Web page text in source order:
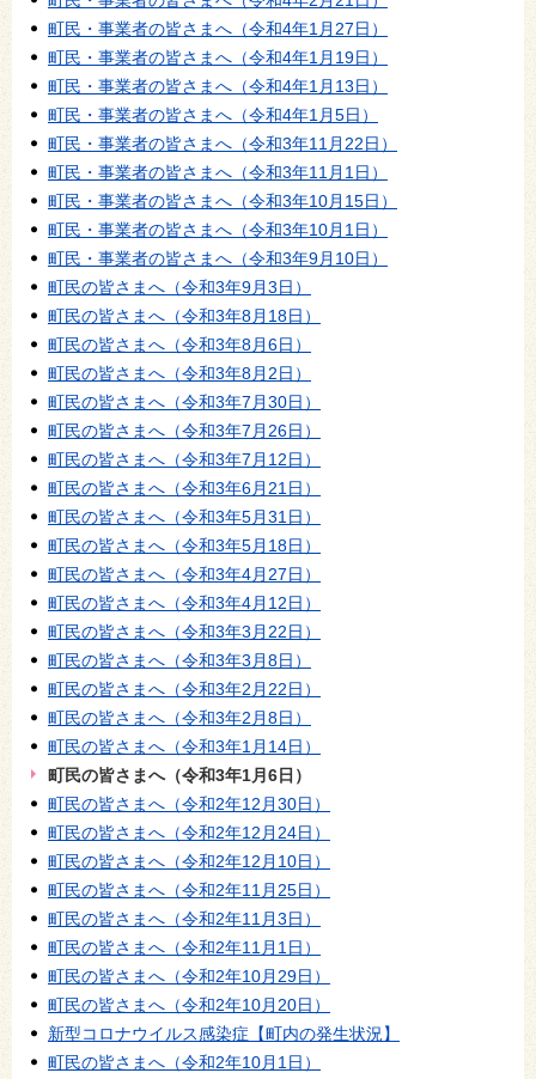
町民・事業者の皆さまへ（令和4年1月27日）
町民・事業者の皆さまへ（令和4年1月19日）
町民・事業者の皆さまへ（令和4年1月13日）
町民・事業者の皆さまへ（令和4年1月5日）
町民・事業者の皆さまへ（令和3年11月22日）
町民・事業者の皆さまへ（令和3年11月1日）
町民・事業者の皆さまへ（令和3年10月15日）
町民・事業者の皆さまへ（令和3年10月1日）
町民・事業者の皆さまへ（令和3年9月10日）
町民の皆さまへ（令和3年9月3日）
町民の皆さまへ（令和3年8月18日）
町民の皆さまへ（令和3年8月6日）
町民の皆さまへ（令和3年8月2日）
町民の皆さまへ（令和3年7月30日）
町民の皆さまへ（令和3年7月26日）
町民の皆さまへ（令和3年7月12日）
町民の皆さまへ（令和3年6月21日）
町民の皆さまへ（令和3年5月31日）
町民の皆さまへ（令和3年5月18日）
町民の皆さまへ（令和3年4月27日）
町民の皆さまへ（令和3年4月12日）
町民の皆さまへ（令和3年3月22日）
町民の皆さまへ（令和3年3月8日）
町民の皆さまへ（令和3年2月22日）
町民の皆さまへ（令和3年2月8日）
町民の皆さまへ（令和3年1月14日）
町民の皆さまへ（令和3年1月6日）
町民の皆さまへ（令和2年12月30日）
町民の皆さまへ（令和2年12月24日）
町民の皆さまへ（令和2年12月10日）
町民の皆さまへ（令和2年11月25日）
町民の皆さまへ（令和2年11月3日）
町民の皆さまへ（令和2年11月1日）
町民の皆さまへ（令和2年10月29日）
町民の皆さまへ（令和2年10月20日）
新型コロナウイルス感染症【町内の発生状況】
町民の皆さまへ（令和2年10月1日）